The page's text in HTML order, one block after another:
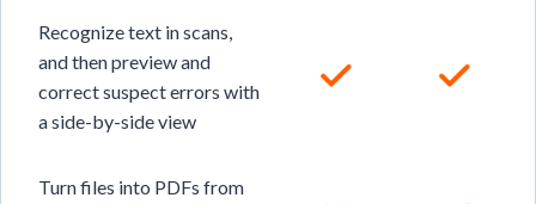
Recognize text in scans,
and then preview and
correct suspect errors with
a side-by-side view
Turn files into PDFs from